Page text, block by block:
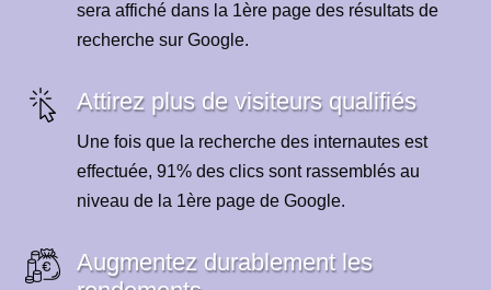
sera affiché dans la 1ère page des résultats de
recherche sur Google.
Attirez plus de visiteurs qualifiés
Une fois que la recherche des internautes est
effectuée, 91% des clics sont rassemblés au
niveau de la 1ère page de Google.
Augmentez durablement les